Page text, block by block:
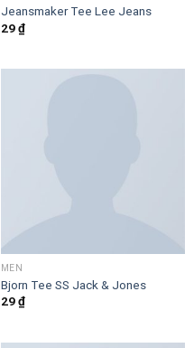
Jeansmaker Tee Lee Jeans
29₫
MEN
Bjorn Tee SS Jack & Jones
29₫